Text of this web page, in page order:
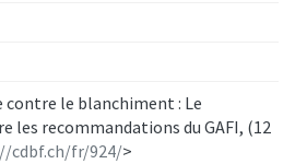
contre le blanchiment : Le
les recommandations du GAFI, (12
cdbf.ch/fr/924/>